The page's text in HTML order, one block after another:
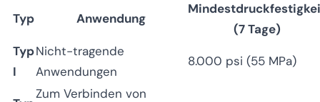
Typ Anwendung
(7 Tage)
Typ
I
Nicht-tragende
Anwendungen
8.000 psi (55 MPa)
Zum Verbinden von